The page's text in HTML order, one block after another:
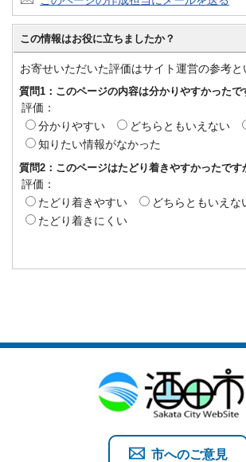
この情報はお役に立ちましたか？
お寄せいただいた評価はサイト運営の参考と
質問1：このページの内容は分かりやすかったで
評価：
分かりやすい
どちらともいえない
知りたい情報がなかった
質問2：このページはたどり着きやすかったです
評価：
たどり着きやすい
どちらともいえな
たどり着きにくい
市へのご意見